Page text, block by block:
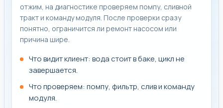
отжим, на диагностике проверяем помпу, сливной
тракт и команду модуля. После проверки сразу
понятно, ограничится ли ремонт насосом или
причина шире.
Что видит клиент: вода стоит в баке, цикл не
завершается.
Что проверяем: помпу, фильтр, слив и команду
модуля.